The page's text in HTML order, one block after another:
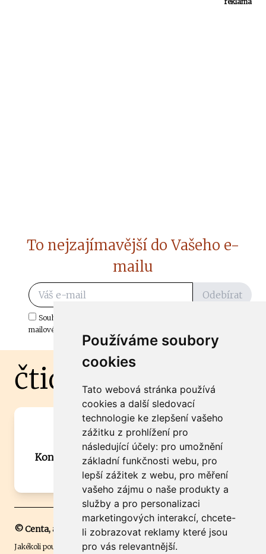
Používáme soubory
cookies
Tato webová stránka používá
cookies a další sledovací
technologie ke zlepšení vašeho
zážitku z prohlížení pro
následující účely: pro umožnění
základní funkčnosti webu, pro
lepší zážitek z webu, pro měření
vašeho zájmu o naše produkty a
služby a pro personalizaci
marketingových interakcí, chcete-
li zobrazovat reklamy které jsou
pro vás relevantnější.
To nejzajímavější do Vašeho e-
mailu
Odebírat
Souhlasím s odběrem důležitých zpráv ze ČtiDoma.cz do mé e-
mailové schránky.
čtidoma.cz
Máte zajímavou informaci? Chcete
spolupracovat?
Kontaktujte šéfredaktora Martina Chalupu:
chalupa@ctidoma.cz
© Centa, a.s.
Jakékoli použití obsahu včetně převzetí, šíření či dalšího užití a